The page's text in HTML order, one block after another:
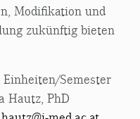
Modifikation und
zukünftig bieten
Semester
Hautz, PhD